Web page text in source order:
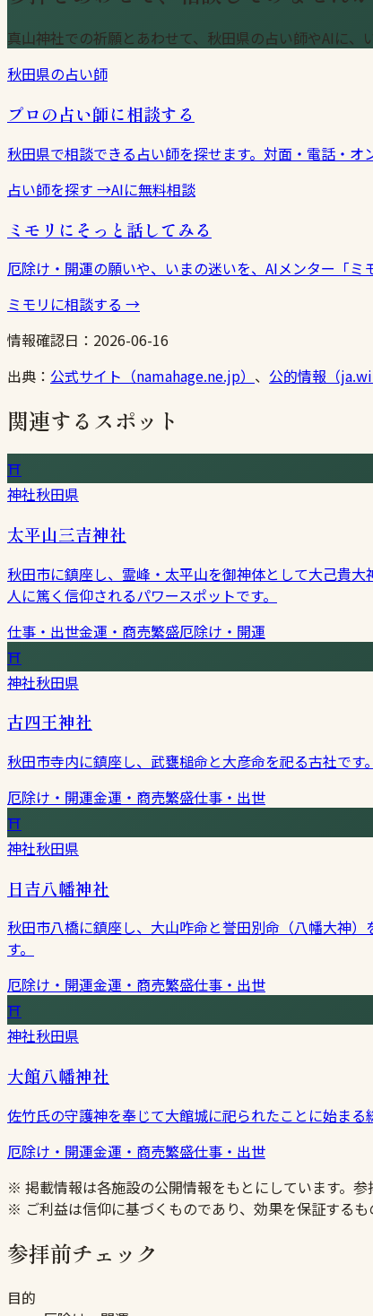
真山神社での祈願とあわせて、秋田県の占い師やAIに、
秋田県の占い師
プロの占い師に相談する
秋田県で相談できる占い師を探せます。対面・電話・オ
占い師を探す →AIに無料相談
ミモリにそっと話してみる
厄除け・開運の願いや、いまの迷いを、AIメンター「ミ
ミモリに相談する →
情報確認日： 2026-06-16
出典： 公式サイト（namahage.ne.jp） 、 公的情報（
関連するスポット
⛩
神社秋田県
太平山三吉神社
秋田市に鎮座し、霊峰・太平山を御神体として大己貴
人に篤く信仰されるパワースポットです。
仕事・出世金運・商売繁盛厄除け・開運
⛩
神社秋田県
古四王神社
秋田市寺内に鎮座し、武甕槌命と大彦命を祀る古社で
厄除け・開運金運・商売繁盛仕事・出世
⛩
神社秋田県
日吉八幡神社
秋田市八橋に鎮座し、大山咋命と誉田別命（八幡大神
す。
厄除け・開運金運・商売繁盛仕事・出世
⛩
神社秋田県
大館八幡神社
佐竹氏の守護神を奉じて大館城に祀られたことに始ま
厄除け・開運金運・商売繁盛仕事・出世
※ 掲載情報は各施設の公開情報をもとにしています。
※ ご利益は信仰に基づくものであり、効果を保証するも
参拝前チェック
目的